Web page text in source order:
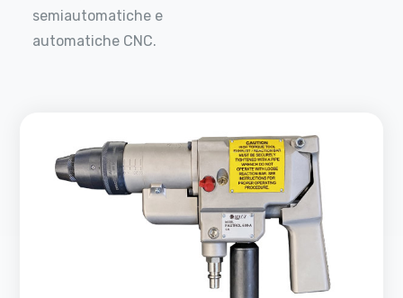
semiautomatiche e
automatiche CNC.